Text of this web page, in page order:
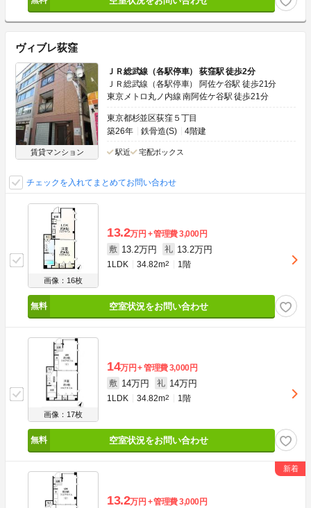
ヴィブレ荻窪
賃貸マンション
ＪＲ総武線（各駅停車） 荻窪駅 徒歩2分
ＪＲ総武線（各駅停車） 阿佐ケ谷駅 徒歩21分
東京メトロ丸ノ内線 南阿佐ケ谷駅 徒歩21分
東京都杉並区荻窪５丁目
築26年
鉄骨造(S) 4階建
駅近 宅配ボックス
チェックを入れてまとめてお問い合わせ
画像：16枚
13.2万円 管理費3,000円
敷 13.2万円 礼 13.2万円
1LDK 34.82m2 1階
空室状況をお問い合わせ
画像：17枚
14万円 管理費3,000円
敷 14万円 礼 14万円
1LDK 34.82m2 1階
空室状況をお問い合わせ
13.2万円 管理費3,000円